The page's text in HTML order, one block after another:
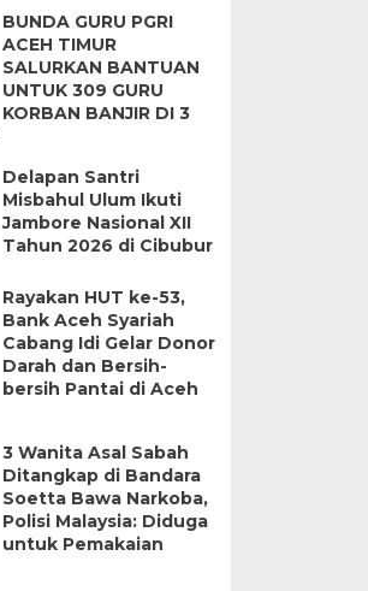
BUNDA GURU PGRI
ACEH TIMUR
SALURKAN BANTUAN
UNTUK 309 GURU
KORBAN BANJIR DI 3
Delapan Santri
Misbahul Ulum Ikuti
Jambore Nasional XII
Tahun 2026 di Cibubur
Rayakan HUT ke-53,
Bank Aceh Syariah
Cabang Idi Gelar Donor
Darah dan Bersih-
bersih Pantai di Aceh
3 Wanita Asal Sabah
Ditangkap di Bandara
Soetta Bawa Narkoba,
Polisi Malaysia: Diduga
untuk Pemakaian